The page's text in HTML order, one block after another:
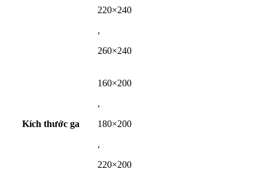
220×240
,
260×240
Kích thước ga
160×200
,
180×200
,
220×200